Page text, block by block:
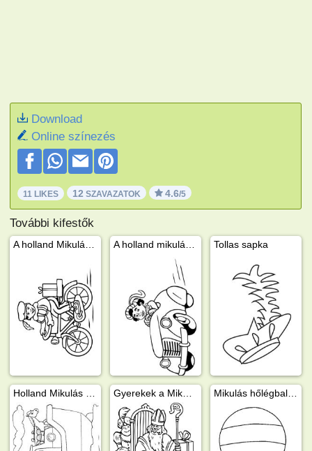
Download
Online színezés
11 LIKES 12 SZAVAZATOK 4.6/5
További kifestők
Tollas sapka